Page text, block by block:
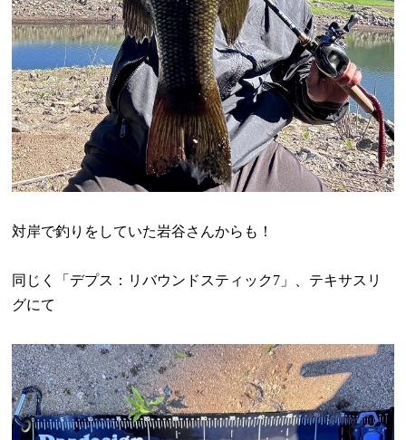
対岸で釣りをしていた岩谷さんからも！
同じく「デプス：リバウンドスティック7 」、テキサスリ
グにて